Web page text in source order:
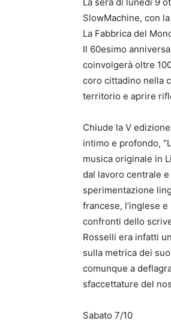
SlowMachine, con
La Fabbrica del
Il 60esimo
coinvolgerà oltre
coro cittadino nella
territorio e aprire
Chiude la V
intimo e profondo,
musica originale in
dal lavoro centrale
sperimentazione
francese, l’inglese
confronti dello
Rosselli era infatti
sulla metrica dei
comunque a
sfaccettature del
Sabato 7/10